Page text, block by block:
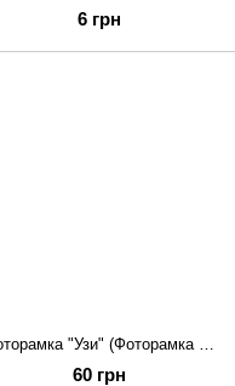
6 грн
Фоторамка "Узи" (Фоторамка "Узи")
60 грн